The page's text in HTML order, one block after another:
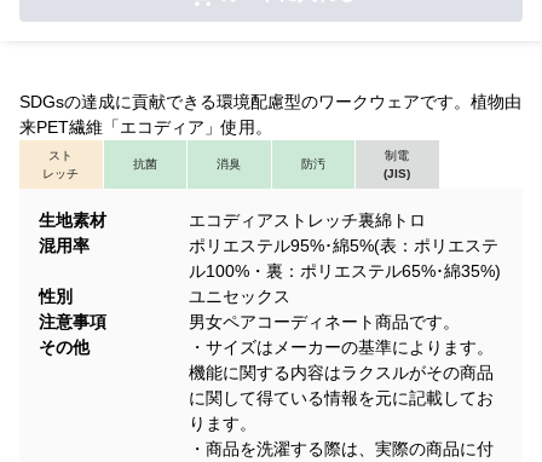
SDGsの達成に貢献できる環境配慮型のワークウェアです。植物由
来PET繊維「エコディア」使用。
スト
レッチ
抗菌 消臭 防汚
制電
(JIS)
生地素材
エコディアストレッチ裏綿トロ
混用率
ポリエステル95%･綿5%(表：ポリエステ
ル100%・裏：ポリエステル65%･綿35%)
性別
ユニセックス
注意事項
男女ペアコーディネート商品です。
その他
・サイズはメーカーの基準によります。
機能に関する内容はラクスルがその商品
に関して得ている情報を元に記載してお
ります。
・商品を洗濯する際は、実際の商品に付